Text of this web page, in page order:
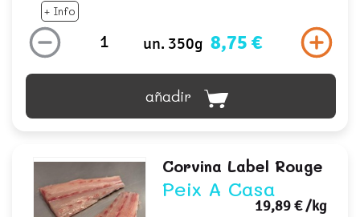
+ Info
un. 350g 8,75 €
añadir
Corvina Label Rouge
Peix A Casa
19,89 €/kg